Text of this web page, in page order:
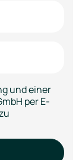
und einer
per E-